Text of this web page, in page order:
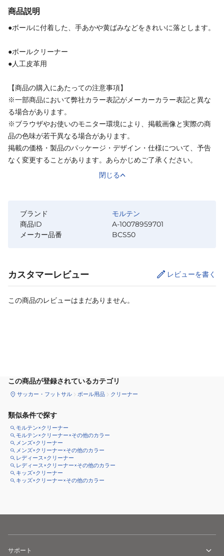
商品説明
●ボールに付着した、手あかや黄ばみなどをきれいに落とします。
●ボールクリーナー
●人工皮革用
【商品の購入にあたっての注意事項】
※一部商品において弊社カラー表記がメーカーカラー表記と異な
る場合があります。
※ブラウザやお使いのモニター環境により、掲載画像と実際の商
品の色味が若干異なる場合があります。
掲載の価格・製品のパッケージ・デザイン・仕様について、予告
なく変更することがあります。あらかじめご了承ください。
閉じる
ブランド
モルテン
商品ID
A-10078959701
メーカー品番
BCS50
カスタマーレビュー レビューを書く
この商品のレビューはまだありません。
この商品が登録されているカテゴリ
サッカー・フットサル ボール用品 クリーナー
類似条件で探す
モルテン×クリーナー
モルテン×クリーナー×その他のカラー
メンズ×クリーナー
メンズ×クリーナー×その他のカラー
レディース×クリーナー
レディース×クリーナー×その他のカラー
キッズ×クリーナー
キッズ×クリーナー×その他のカラー
サポート